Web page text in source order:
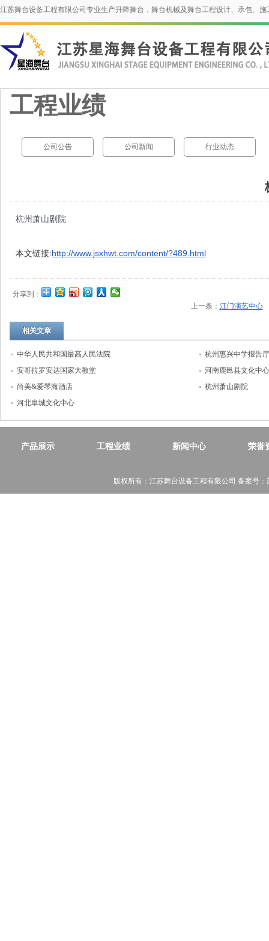
江苏舞台设备工程有限公司专业生产升降舞台，舞台机械及舞台工程设计、承包、
工程业绩
公司公告 公司新闻 行业动态
杭州萧山剧院
本文链接:http://www.jsxhwt.com/content/?489.html
分享到：
上一条： 江门演艺中心
相关文章
中华人民共和国最高人民法院
杭州惠兴中学报告厅
安哥拉罗安达国家大教堂
河南鹿邑县文化中心
尚美&爱琴海酒店
杭州萧山剧院
河北阜城文化中心
产品展示 工程业绩 新闻中心 荣誉
版权所有：江苏舞台设备工程有限公司 备案号：